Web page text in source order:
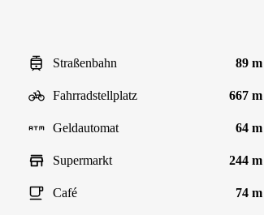
Straßenbahn 89 m
Fahrradstellplatz 667 m
Geldautomat 64 m
Supermarkt 244 m
Café 74 m